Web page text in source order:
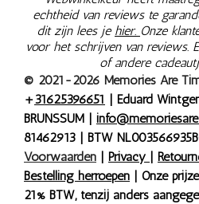
echtheid van reviews te
dit zijn lees je hier. Onze
voor het schrijven van reviews.
of andere
© 2021-2026 Memories Are
+31625396651
| Eduard
BRUNSSUM |
81462913 | BTW
Voorwaarden
Privacy
Bestelling herroepen | Onze
21% BTW, tenzij anders